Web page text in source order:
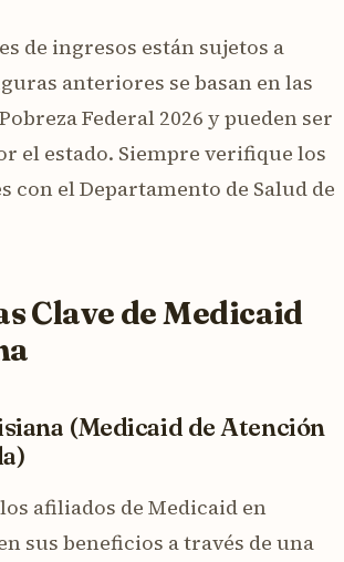
de ingresos están sujetos a
anteriores se basan en las
Federal 2026 y pueden ser
el estado. Siempre verifique los
con el Departamento de Salud de
Clave de Medicaid
(Medicaid de Atención
afiliados de Medicaid en
sus beneficios a través de una